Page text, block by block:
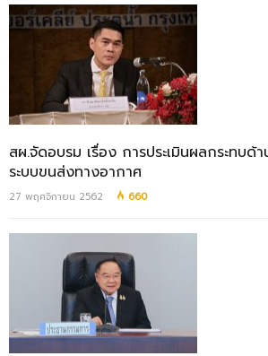
สผ.จัดอบรม เรื่อง การประเมินผลกระทบด้
ระบบขนส่งทางอากาศ
27 พฤศจิกายน 2562 660